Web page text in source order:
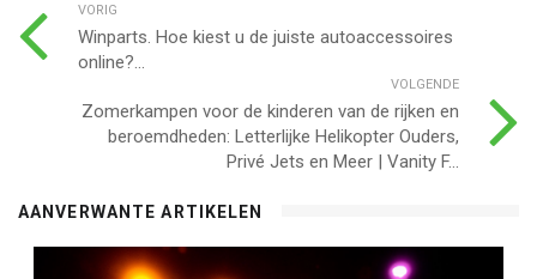
VORIG
Winparts. Hoe kiest u de juiste autoaccessoires
online?...
VOLGENDE
Zomerkampen voor de kinderen van de rijken en
beroemdheden: Letterlijke Helikopter Ouders,
Privé Jets en Meer | Vanity F...
AANVERWANTE ARTIKELEN